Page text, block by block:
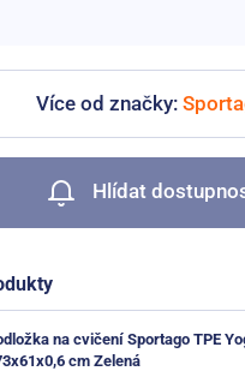
Více od značky:
Hlídat
na cvičení Sportago TPE
cm Zelená